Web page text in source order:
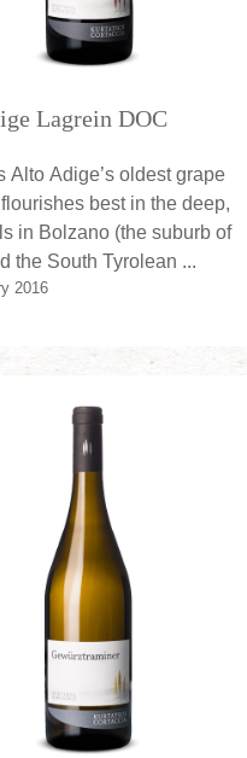
Lagrein DOC
Alto Adige’s oldest grape
best in the deep,
in Bolzano (the suburb of
the South Tyrolean ...
2016